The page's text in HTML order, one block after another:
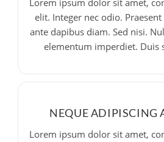
Lorem ipsum dolor sit amet,
elit. Integer nec odio.
ante dapibus diam. Sed nisi.
elementum imperdiet. Duis
NEQUE ADIPISCING
Lorem ipsum dolor sit amet,